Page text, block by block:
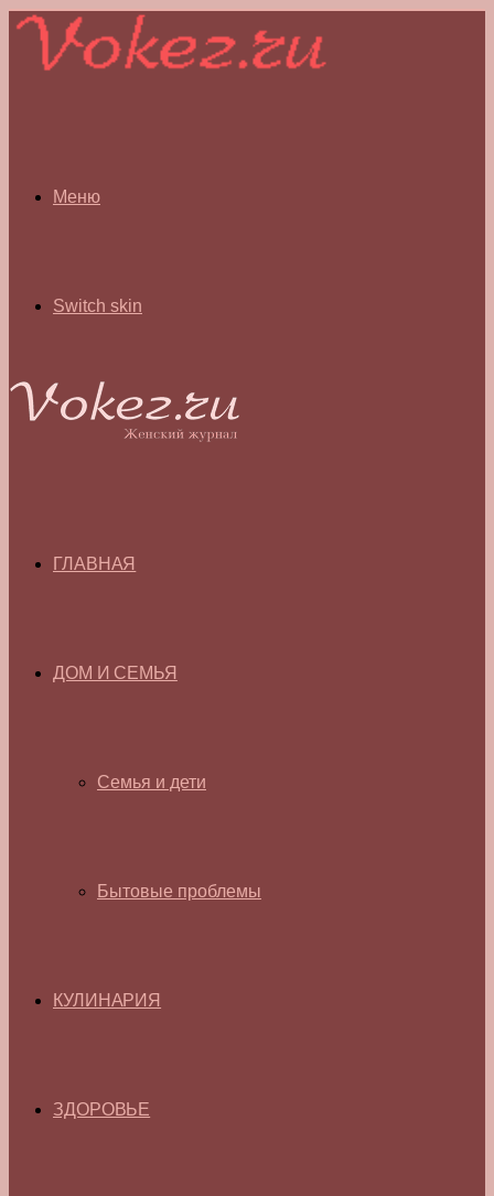
Меню
Switch skin
ГЛАВНАЯ
ДОМ И СЕМЬЯ
Семья и дети
Бытовые проблемы
КУЛИНАРИЯ
ЗДОРОВЬЕ